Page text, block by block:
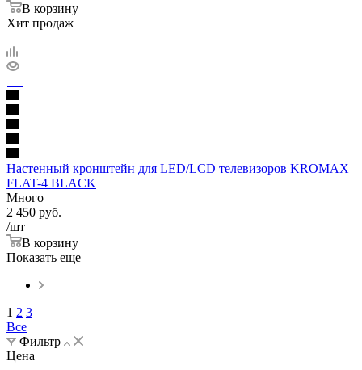
В корзину
Хит продаж
Настенный кронштейн для LED/LCD телевизоров KROMAX
FLAT-4 BLACK
Много
2 450 руб.
/шт
В корзину
Показать еще
1 2 3
Все
Фильтр
Цена